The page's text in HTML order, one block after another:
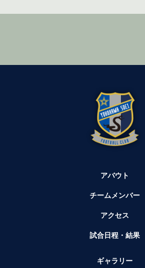
アバウト
チームメンバー
アクセス
試合日程・結果
ギャラリー